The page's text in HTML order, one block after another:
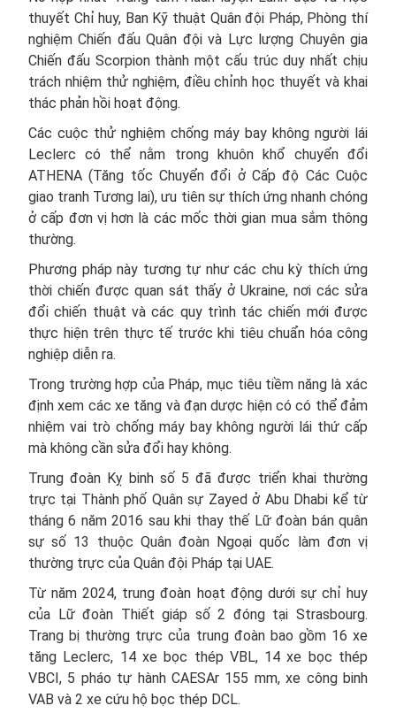
thuyết Chỉ huy, Ban Kỹ thuật Quân đội Pháp, Phòng thí
nghiệm Chiến đấu Quân đội và Lực lượng Chuyên gia
Chiến đấu Scorpion thành một cấu trúc duy nhất chịu
trách nhiệm thử nghiệm, điều chỉnh học thuyết và khai
thác phản hồi hoạt động.
Các cuộc thử nghiệm chống máy bay không người lái
Leclerc có thể nằm trong khuôn khổ chuyển đổi
ATHENA (Tăng tốc Chuyển đổi ở Cấp độ Các Cuộc
giao tranh Tương lai), ưu tiên sự thích ứng nhanh chóng
ở cấp đơn vị hơn là các mốc thời gian mua sắm thông
thường.
Phương pháp này tương tự như các chu kỳ thích ứng
thời chiến được quan sát thấy ở Ukraine, nơi các sửa
đổi chiến thuật và các quy trình tác chiến mới được
thực hiện trên thực tế trước khi tiêu chuẩn hóa công
nghiệp diễn ra.
Trong trường hợp của Pháp, mục tiêu tiềm năng là xác
định xem các xe tăng và đạn dược hiện có có thể đảm
nhiệm vai trò chống máy bay không người lái thứ cấp
mà không cần sửa đổi hay không.
Trung đoàn Kỵ binh số 5 đã được triển khai thường
trực tại Thành phố Quân sự Zayed ở Abu Dhabi kể từ
tháng 6 năm 2016 sau khi thay thế Lữ đoàn bán quân
sự số 13 thuộc Quân đoàn Ngoại quốc làm đơn vị
thường trực của Quân đội Pháp tại UAE.
Từ năm 2024, trung đoàn hoạt động dưới sự chỉ huy
của Lữ đoàn Thiết giáp số 2 đóng tại Strasbourg.
Trang bị thường trực của trung đoàn bao gồm 16 xe
tăng Leclerc, 14 xe bọc thép VBL, 14 xe bọc thép
VBCI, 5 pháo tự hành CAESAr 155 mm, xe công binh
VAB và 2 xe cứu hộ bọc thép DCL.